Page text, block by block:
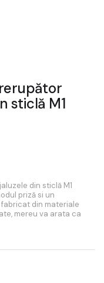
sticlă M1
din sticlă M1
priză si un
din materiale
mereu va arata ca